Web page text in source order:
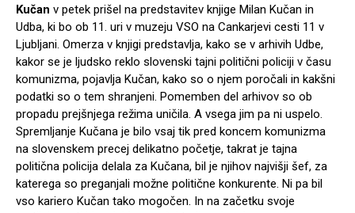
Kučan v petek prišel na predstavitev knjige Milan Kučan in
Udba, ki bo ob 11. uri v muzeju VSO na Cankarjevi cesti 11 v
Ljubljani. Omerza v knjigi predstavlja, kako se v arhivih Udbe,
kakor se je ljudsko reklo slovenski tajni politični policiji v času
komunizma, pojavlja Kučan, kako so o njem poročali in kakšni
podatki so o tem shranjeni. Pomemben del arhivov so ob
propadu prejšnjega režima uničila. A vsega jim pa ni uspelo.
Spremljanje Kučana je bilo vsaj tik pred koncem komunizma
na slovenskem precej delikatno početje, takrat je tajna
politična policija delala za Kučana, bil je njihov najvišji šef, za
katerega so preganjali možne politične konkurente. Ni pa bil
vso kariero Kučan tako mogočen. In na začetku svoje